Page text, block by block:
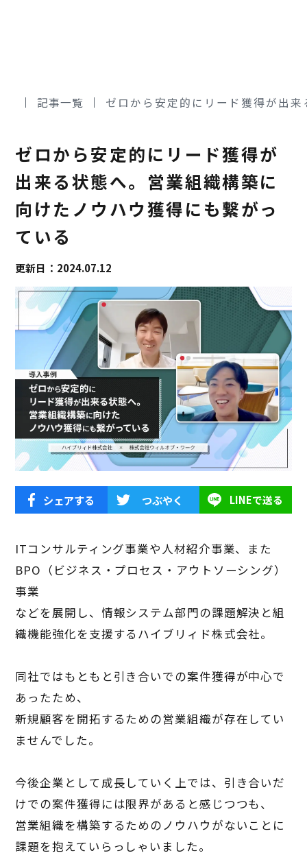
記事一覧 ゼロから安定的にリード獲得が出
ゼロから安定的にリード獲得が
出来る状態へ。営業組織構築に
向けたノウハウ獲得にも繋がっ
ている
更新日：2024.07.12
シェアする つぶやく LINEで送る
ITコンサルティング事業や人材紹介事業、また
BPO （ビジネス・プロセス・アウトソーシング）
事業
などを展開し、情報システム部門の課題解決と組
織機能強化を支援するハイブリィド株式会社。
同社ではもともと引き合いでの案件獲得が中心で
あったため、
新規顧客を開拓するための営業組織が存在してい
ませんでした。
今後企業として成長していく上では、引き合いだ
けでの案件獲得には限界があると感じつつも、
営業組織を構築するためのノウハウがないことに
課題を抱えていらっしゃいました。